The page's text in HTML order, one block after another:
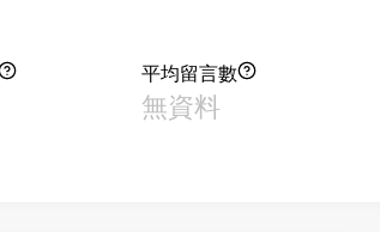
平均留言數
無資料